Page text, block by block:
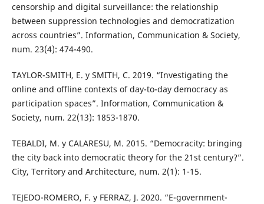
censorship and digital surveillance: the relationship
between suppression technologies and democratization
across countries”. Information, Communication & Society,
num. 23(4): 474-490.
TAYLOR-SMITH, E. y SMITH, C. 2019. “Investigating the
online and offline contexts of day-to-day democracy as
participation spaces”. Information, Communication &
Society, num. 22(13): 1853-1870.
TEBALDI, M. y CALARESU, M. 2015. “Democracity: bringing
the city back into democratic theory for the 21st century?”.
City, Territory and Architecture, num. 2(1): 1-15.
TEJEDO-ROMERO, F. y FERRAZ, J. 2020. “E-government-